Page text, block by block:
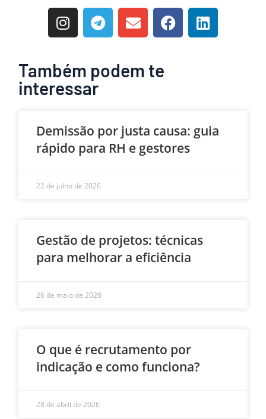
Também podem te
interessar
Demissão por justa causa: guia
rápido para RH e gestores
22 de julho de 2026
Gestão de projetos: técnicas
para melhorar a eficiência
26 de maio de 2026
O que é recrutamento por
indicação e como funciona?
28 de abril de 2026